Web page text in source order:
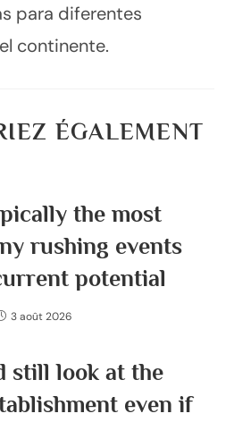
para diferentes
continente.
ÉGALEMENT
the most
rushing events
potential
3 août 2026
still look at the
even if